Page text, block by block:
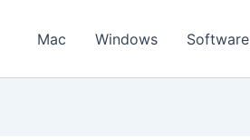
Mac Windows Software